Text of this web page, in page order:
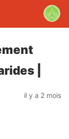
|
il y a 2 mois